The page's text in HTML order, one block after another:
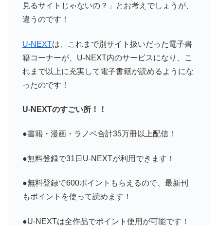
見るサイトじゃないの？」とお考えでしょうが、
違うのです！
U-NEXTは、これまで別サイト扱いだった電子書
籍コーナーが、U-NEXT内のサービスになり、こ
れまで以上に充実して電子書籍が読めるようにな
ったのです！
U-NEXTのすごい所！！
●書籍・漫画・ラノベ合計35万冊以上配信！
●無料登録で31日U-NEXTが利用できます！
●無料登録で600ポイントもらえるので、最新刊
もポイントを使って読めます！
●U-NEXTは全作品でポイント使用が可能です！